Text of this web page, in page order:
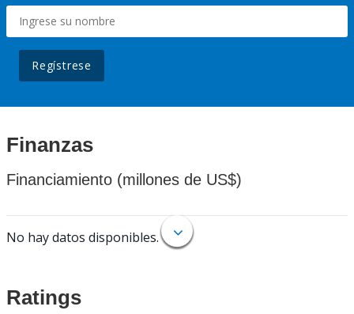
Regístrese
Finanzas
Financiamiento (millones de US$)
No hay datos disponibles.
Ratings